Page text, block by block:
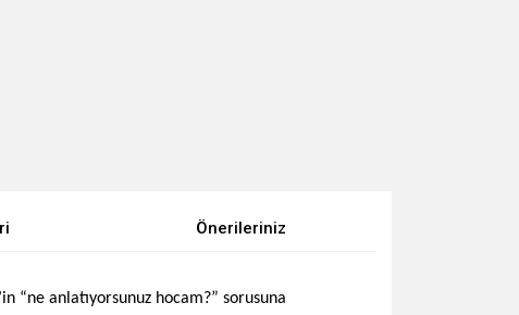
Önerileriniz
“ne anlatıyorsunuz hocam?” sorusuna